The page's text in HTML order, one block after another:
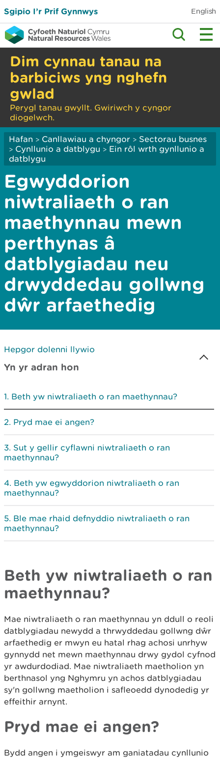
Sgipio I’r Prif Gynnwys English
Dim cynnau tanau na
barbiciws yng nghefn
gwlad
Perygl tanau gwyllt. Gwiriwch y cyngor
diogelwch.
Hafan > Canllawiau a chyngor > Sectorau busnes
> Cynllunio a datblygu > Ein rôl wrth gynllunio a
datblygu
Egwyddorion
niwtraliaeth o ran
maethynnau mewn
perthynas â
datblygiadau neu
drwyddedau gollwng
dŵr arfaethedig
Hepgor dolenni llywio
Yn yr adran hon
Beth yw niwtraliaeth o ran maethynnau?
Pryd mae ei angen?
Sut y gellir cyflawni niwtraliaeth o ran
maethynnau?
Beth yw egwyddorion niwtraliaeth o ran
maethynnau?
Ble mae rhaid defnyddio niwtraliaeth o ran
maethynnau?
Beth yw niwtraliaeth o ran
maethynnau?
Mae niwtraliaeth o ran maethynnau yn ddull o reoli
datblygiadau newydd a thrwyddedau gollwng dŵr
arfaethedig er mwyn eu hatal rhag achosi unrhyw
gynnydd net mewn maethynnau drwy gydol cyfnod
yr awdurdodiad. Mae niwtraliaeth maetholion yn
berthnasol yng Nghymru yn achos datblygiadau
sy'n gollwng maetholion i safleoedd dynodedig yr
effeithir arnynt.
Pryd mae ei angen?
Bydd angen i ymgeiswyr am ganiatadau cynllunio